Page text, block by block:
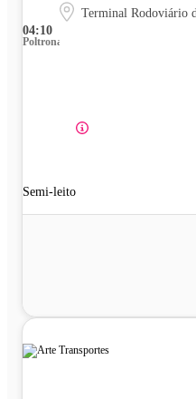
04:10
Terminal Rodoviário
Poltrona
Semi-leito